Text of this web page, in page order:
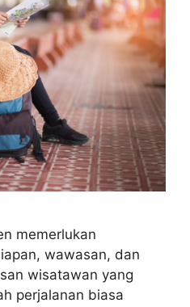
memerlukan
wawasan, dan
wisatawan yang
perjalanan biasa